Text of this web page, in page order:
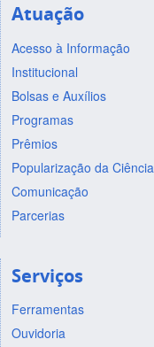
Atuação
Acesso à Informação
Institucional
Bolsas e Auxílios
Programas
Prêmios
Popularização da Ciência
Comunicação
Parcerias
Serviços
Ferramentas
Ouvidoria